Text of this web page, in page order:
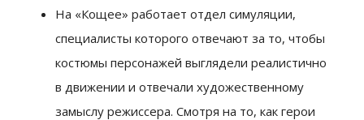
На «Кощее» работает отдел симуляции,
специалисты которого отвечают за то, чтобы
костюмы персонажей выглядели реалистично
в движении и отвечали художественному
замыслу режиссера. Смотря на то, как герои